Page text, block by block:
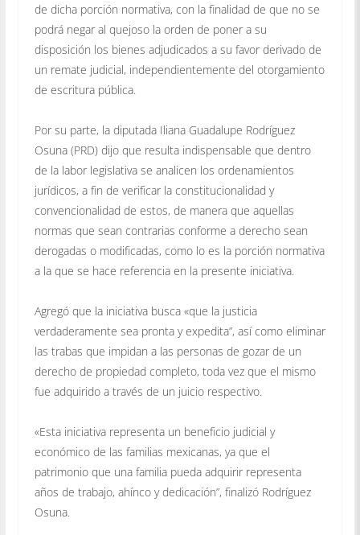
de dicha porción normativa, con la finalidad de que no se
podrá negar al quejoso la orden de poner a su
disposición los bienes adjudicados a su favor derivado de
un remate judicial, independientemente del otorgamiento
de escritura pública.
Por su parte, la diputada Iliana Guadalupe Rodríguez
Osuna (PRD) dijo que resulta indispensable que dentro
de la labor legislativa se analicen los ordenamientos
jurídicos, a fin de verificar la constitucionalidad y
convencionalidad de estos, de manera que aquellas
normas que sean contrarias conforme a derecho sean
derogadas o modificadas, como lo es la porción normativa
a la que se hace referencia en la presente iniciativa.
Agregó que la iniciativa busca «que la justicia
verdaderamente sea pronta y expedita”, así como eliminar
las trabas que impidan a las personas de gozar de un
derecho de propiedad completo, toda vez que el mismo
fue adquirido a través de un juicio respectivo.
«Esta iniciativa representa un beneficio judicial y
económico de las familias mexicanas, ya que el
patrimonio que una familia pueda adquirir representa
años de trabajo, ahínco y dedicación”, finalizó Rodríguez
Osuna.